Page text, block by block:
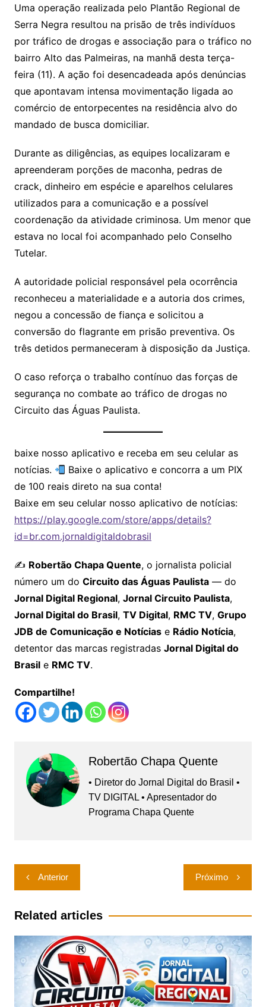
Uma operação realizada pelo Plantão Regional de
Serra Negra resultou na prisão de três indivíduos
por tráfico de drogas e associação para o tráfico no
bairro Alto das Palmeiras, na manhã desta terça-
feira (11). A ação foi desencadeada após denúncias
que apontavam intensa movimentação ligada ao
comércio de entorpecentes na residência alvo do
mandado de busca domiciliar.
Durante as diligências, as equipes localizaram e
apreenderam porções de maconha, pedras de
crack, dinheiro em espécie e aparelhos celulares
utilizados para a comunicação e a possível
coordenação da atividade criminosa. Um menor que
estava no local foi acompanhado pelo Conselho
Tutelar.
A autoridade policial responsável pela ocorrência
reconheceu a materialidade e a autoria dos crimes,
negou a concessão de fiança e solicitou a
conversão do flagrante em prisão preventiva. Os
três detidos permaneceram à disposição da Justiça.
O caso reforça o trabalho contínuo das forças de
segurança no combate ao tráfico de drogas no
Circuito das Águas Paulista.
baixe nosso aplicativo e receba em seu celular as
notícias.
Baixe o aplicativo e concorra a um PIX
de 100 reais direto na sua conta!
Baixe em seu celular nosso aplicativo de notícias:
https://play.google.com/store/apps/details?
id=br.com.jornaldigitaldobrasil
✍️ Robertão Chapa Quente, o jornalista policial
número um do Circuito das Águas Paulista— do
Jornal Digital Regional, Jornal Circuito Paulista,
Jornal Digital do Brasil, TV Digital, RMC TV, Grupo
JDB de Comunicação e Notíciase Rádio Notícia,
detentor das marcas registradas Jornal Digital do
Brasile RMC TV.
Compartilhe!
Robertão Chapa Quente
• Diretor do Jornal Digital do Brasil •
TV DIGITAL • Apresentador do
Programa Chapa Quente
Navegação
de
Post
Anterior Próximo
Related articles